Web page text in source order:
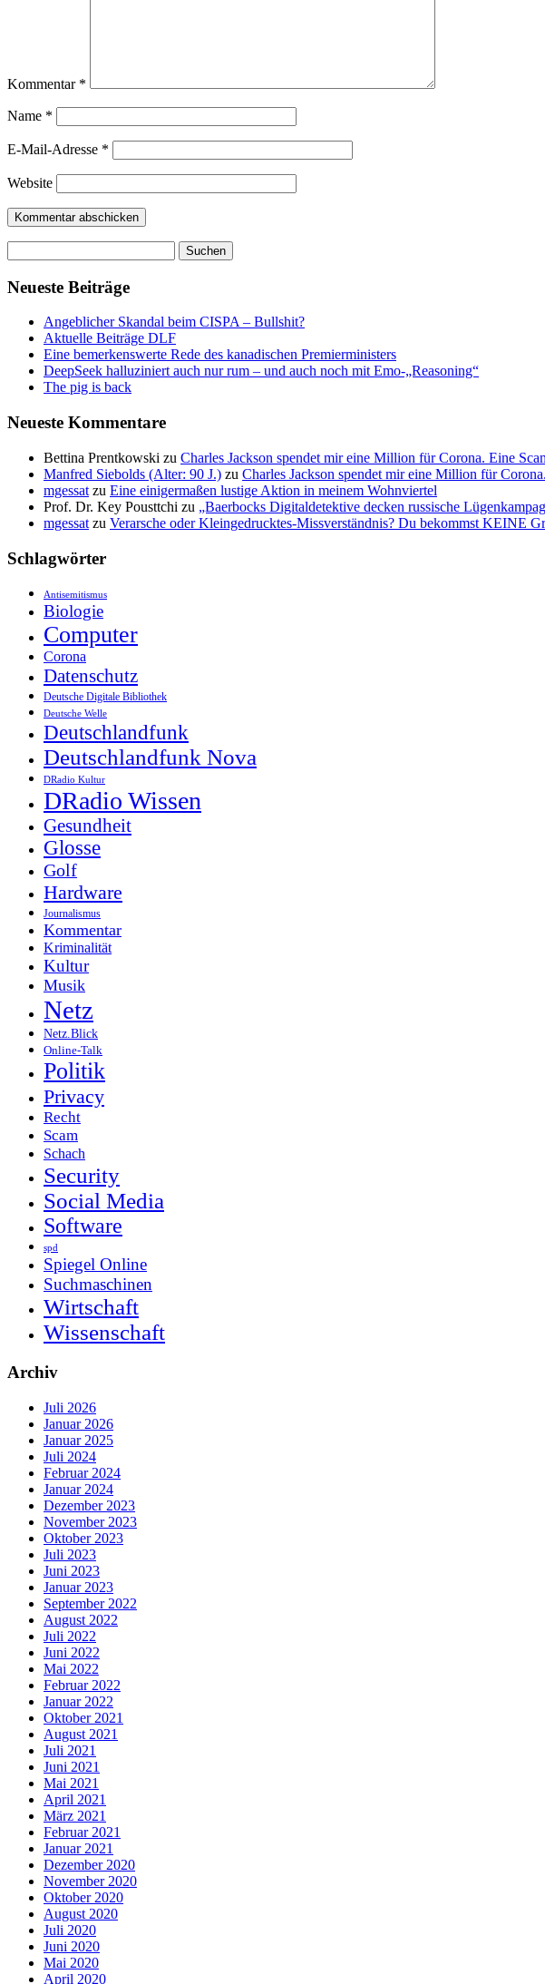
Kommentar *
Name *
E-Mail-Adresse *
Website
nach:
Neueste Beiträge
Angeblicher Skandal beim CISPA – Bullshit?
Aktuelle Beiträge DLF
Eine bemerkenswerte Rede des kanadischen Premierministers
DeepSeek halluziniert auch nur rum – und auch noch mit Emo-„Reasoning“
The pig is back
Neueste Kommentare
Bettina Prentkowski zu Charles Jackson spendet mir eine Million für Corona. Eine
Manfred Siebolds (Alter: 90 J.) zu Charles Jackson spendet mir eine Million für
mgessat zu Eine einigermaßen lustige Aktion in meinem Wohnviertel
Prof. Dr. Key Pousttchi zu „Baerbocks Digitaldetektive decken russische
mgessat zu Verarsche oder Kleingedrucktes-Missverständnis? Du bekommst KEINE
Schlagwörter
Antisemitismus
Biologie
Computer
Corona
Datenschutz
Deutsche Digitale Bibliothek
Deutsche Welle
Deutschlandfunk
Deutschlandfunk Nova
DRadio Kultur
DRadio Wissen
Gesundheit
Glosse
Golf
Hardware
Journalismus
Kommentar
Kriminalität
Kultur
Musik
Netz
Netz.Blick
Online-Talk
Politik
Privacy
Recht
Scam
Schach
Security
Social Media
Software
spd
Spiegel Online
Suchmaschinen
Wirtschaft
Wissenschaft
Archiv
Juli 2026
Januar 2026
Januar 2025
Juli 2024
Februar 2024
Januar 2024
Dezember 2023
November 2023
Oktober 2023
Juli 2023
Juni 2023
Januar 2023
September 2022
August 2022
Juli 2022
Juni 2022
Mai 2022
Februar 2022
Januar 2022
Oktober 2021
August 2021
Juli 2021
Juni 2021
Mai 2021
April 2021
März 2021
Februar 2021
Januar 2021
Dezember 2020
November 2020
Oktober 2020
August 2020
Juli 2020
Juni 2020
Mai 2020
April 2020